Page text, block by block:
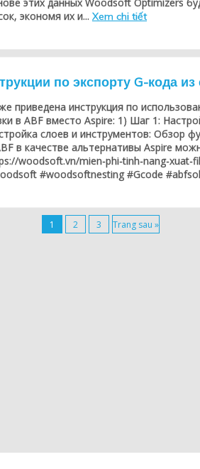
экономя их и... Xem chi tiết
по экспорту G-кода
приведена инструкция по
в ABF вместо Aspire: 1) Шаг 1:
слоев и инструментов: Обзор
в качестве альтернативы Aspire
woodsoft.vn/mien-phi-tinh-nang-xuat-
#woodsoftnesting #Gcode
1 2 3 Trang sau »